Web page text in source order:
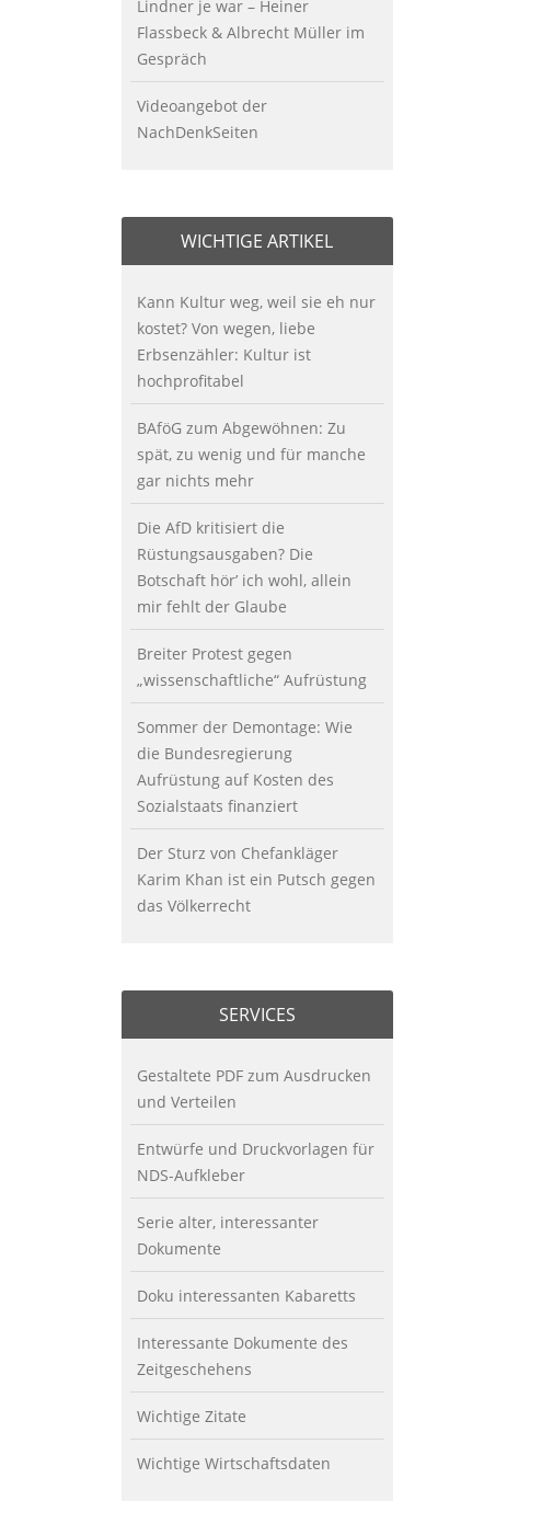
Lindner je war – Heiner
Flassbeck & Albrecht Müller im
Gespräch
Videoangebot der
NachDenkSeiten
WICHTIGE ARTIKEL
Kann Kultur weg, weil sie eh nur
kostet? Von wegen, liebe
Erbsenzähler: Kultur ist
hochprofitabel
BAföG zum Abgewöhnen: Zu
spät, zu wenig und für manche
gar nichts mehr
Die AfD kritisiert die
Rüstungsausgaben? Die
Botschaft hör’ ich wohl, allein
mir fehlt der Glaube
Breiter Protest gegen
„wissenschaftliche“ Aufrüstung
Sommer der Demontage: Wie
die Bundesregierung
Aufrüstung auf Kosten des
Sozialstaats finanziert
Der Sturz von Chefankläger
Karim Khan ist ein Putsch gegen
das Völkerrecht
SERVICES
Gestaltete PDF zum Ausdrucken
und Verteilen
Entwürfe und Druckvorlagen für
NDS-Aufkleber
Serie alter, interessanter
Dokumente
Doku interessanten Kabaretts
Interessante Dokumente des
Zeitgeschehens
Wichtige Zitate
Wichtige Wirtschaftsdaten